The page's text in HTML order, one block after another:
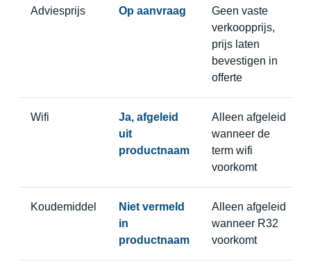
Adviesprijs Op aanvraag
Geen vaste
verkoopprijs,
prijs laten
bevestigen in
offerte
Wifi
Ja, afgeleid
uit
productnaam
Alleen afgeleid
wanneer de
term wifi
voorkomt
Koudemiddel
Niet vermeld
in
productnaam
Alleen afgeleid
wanneer R32
voorkomt